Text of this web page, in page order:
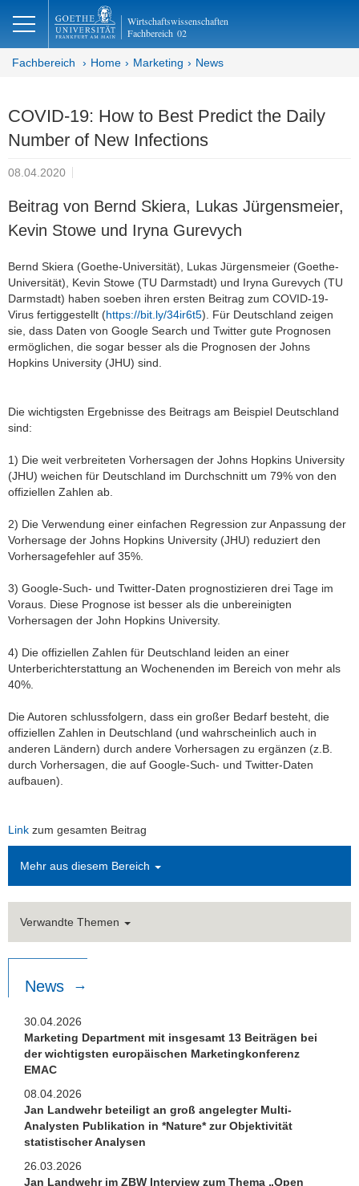
Wirtschaftswissenschaften
Fachbereich 02
Fachbereich Home Marketing News
COVID-19: How to Best Predict the Daily
Number of New Infections
08.04.2020
Beitrag von Bernd Skiera, Lukas Jürgensmeier,
Kevin Stowe und Iryna Gurevych
Bernd Skiera (Goethe-Universität), Lukas Jürgensmeier (Goethe-
Universität), Kevin Stowe (TU Darmstadt) und Iryna Gurevych (TU
Darmstadt) haben soeben ihren ersten Beitrag zum COVID-19-
Virus fertiggestellt (https://bit.ly/34ir6t5). Für Deutschland zeigen
sie, dass Daten von Google Search und Twitter gute Prognosen
ermöglichen, die sogar besser als die Prognosen der Johns
Hopkins University (JHU) sind.
Die wichtigsten Ergebnisse des Beitrags am Beispiel Deutschland
sind:
1) Die weit verbreiteten Vorhersagen der Johns Hopkins University
(JHU) weichen für Deutschland im Durchschnitt um 79% von den
offiziellen Zahlen ab.
2) Die Verwendung einer einfachen Regression zur Anpassung der
Vorhersage der Johns Hopkins University (JHU) reduziert den
Vorhersagefehler auf 35%.
3) Google-Such- und Twitter-Daten prognostizieren drei Tage im
Voraus. Diese Prognose ist besser als die unbereinigten
Vorhersagen der John Hopkins University.
4) Die offiziellen Zahlen für Deutschland leiden an einer
Unterberichterstattung an Wochenenden im Bereich von mehr als
40%.
Die Autoren schlussfolgern, dass ein großer Bedarf besteht, die
offiziellen Zahlen in Deutschland (und wahrscheinlich auch in
anderen Ländern) durch andere Vorhersagen zu ergänzen (z.B.
durch Vorhersagen, die auf Google-Such- und Twitter-Daten
aufbauen).
Link zum gesamten Beitrag
Mehr aus diesem Bereich
Verwandte Themen
News
30.04.2026
Marketing Department mit insgesamt 13 Beiträgen bei
der wichtigsten europäischen Marketingkonferenz
EMAC
08.04.2026
Jan Landwehr beteiligt an groß angelegter Multi-
Analysten Publikation in *Nature* zur Objektivität
statistischer Analysen
26.03.2026
Jan Landwehr im ZBW Interview zum Thema „Open